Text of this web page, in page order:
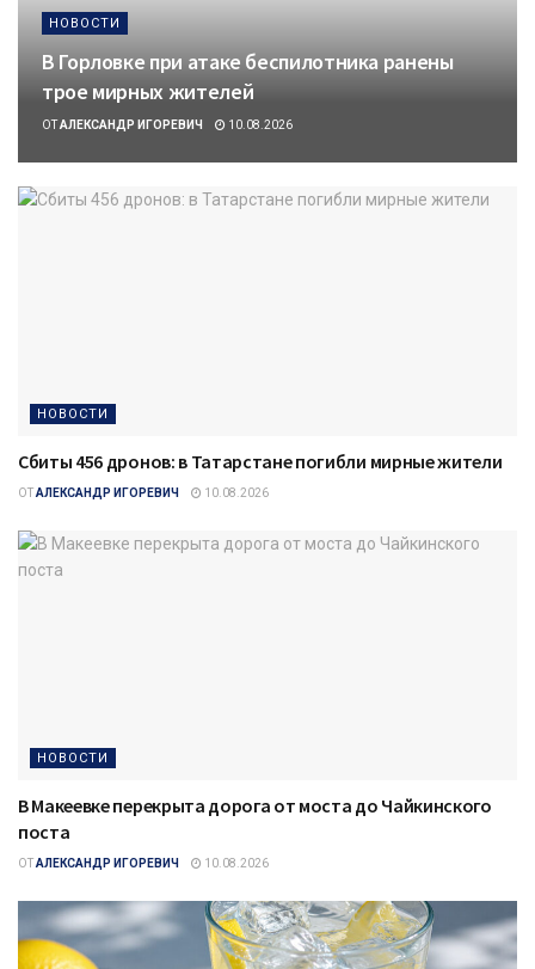
НОВОСТИ
В Горловке при атаке беспилотника ранены
трое мирных жителей
ОТ АЛЕКСАНДР ИГОРЕВИЧ 10.08.2026
НОВОСТИ
Сбиты 456 дронов: в Татарстане погибли мирные жители
ОТ АЛЕКСАНДР ИГОРЕВИЧ 10.08.2026
НОВОСТИ
В Макеевке перекрыта дорога от моста до Чайкинского
поста
ОТ АЛЕКСАНДР ИГОРЕВИЧ 10.08.2026